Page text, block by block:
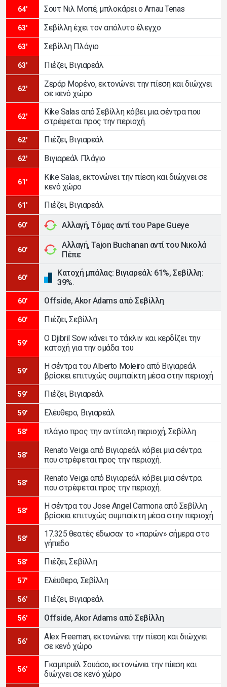
64' Σουτ Νιλ Μοπέ, μπλοκάρει ο Arnau Tenas
63' Σεβίλλη έχει τον απόλυτο έλεγχο
63' Σεβίλλη Πλάγιο
63' Πιέζει, Βιγιαρεάλ
62'
Ζεράρ Μορένο, εκτονώνει την πίεση και διώχνει
σε κενό χώρο
62'
Kike Salas από Σεβίλλη κόβει μια σέντρα που
στρέφεται προς την περιοχή.
62' Πιέζει, Βιγιαρεάλ
62' Βιγιαρεάλ Πλάγιο
61'
Kike Salas, εκτονώνει την πίεση και διώχνει σε
κενό χώρο
61' Πιέζει, Βιγιαρεάλ
60' Αλλαγή, Τόμας αντί του Pape Gueye
60'
Αλλαγή, Tajon Buchanan αντί του Νικολά
Πέπε
60'
Κατοχή μπάλας: Βιγιαρεάλ: 61%, Σεβίλλη:
39%.
60' Offside, Akor Adams από Σεβίλλη
60' Πιέζει, Σεβίλλη
59'
Ο Djibril Sow κάνει το τάκλιν και κερδίζει την
κατοχή για την ομάδα του
59'
Η σέντρα του Alberto Moleiro από Βιγιαρεάλ
βρίσκει επιτυχώς συμπαίκτη μέσα στην περιοχή
59' Πιέζει, Βιγιαρεάλ
59' Ελέυθερο, Βιγιαρεάλ
58' πλάγιο προς την αντίπαλη περιοχή, Σεβίλλη
58'
Renato Veiga από Βιγιαρεάλ κόβει μια σέντρα
που στρέφεται προς την περιοχή.
58'
Renato Veiga από Βιγιαρεάλ κόβει μια σέντρα
που στρέφεται προς την περιοχή.
58'
Η σέντρα του Jose Angel Carmona από Σεβίλλη
βρίσκει επιτυχώς συμπαίκτη μέσα στην περιοχή
58'
17.325 θεατές έδωσαν το «παρών» σήμερα στο
γήπεδο
58' Πιέζει, Σεβίλλη
57' Ελέυθερο, Σεβίλλη
56' Πιέζει, Βιγιαρεάλ
56' Offside, Akor Adams από Σεβίλλη
56'
Alex Freeman, εκτονώνει την πίεση και διώχνει
σε κενό χώρο
56'
Γκαμπριέλ Σουάσο, εκτονώνει την πίεση και
διώχνει σε κενό χώρο